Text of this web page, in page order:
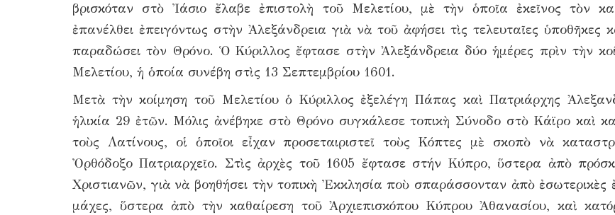
βρισκόταν στὸ Ἰάσιο ἔλαβε ἐπιστολὴ τοῦ Μελετίου, μὲ τὴν ὁποῖα ἐκεῖνος τὸν
ἐπανέλθει ἐπειγόντως στὴν Ἀλεξάνδρεια γιὰ νὰ τοῦ ἀφήσει τὶς τελευταῖες ὑποθῆκες
παραδώσει τὸν Θρόνο. Ὁ Κύριλλος ἔφτασε στὴν Ἀλεξάνδρεια δύο ἡμέρες πρὶν τὴν
Μελετίου, ἡ ὁποία συνέβη στὶς 13 Σεπτεμβρίου 1601.
Μετὰ τὴν κοίμηση τοῦ Μελετίου ὁ Κύριλλος ἐξελέγη Πάπας καὶ Πατριάρχης
ἡλικία 29 ἐτῶν. Μόλις ἀνέβηκε στὸ Θρόνο συγκάλεσε τοπικὴ Σύνοδο στὸ Κάϊρο καὶ
τοὺς Λατίνους, οἱ ὁποῖοι εἶχαν προσεταιριστεῖ τοὺς Κόπτες μὲ σκοπὸ νὰ
Ὀρθόδοξο Πατριαρχεῖο. Στὶς ἀρχὲς τοῦ 1605 ἔφτασε στήν Κύπρο, ὕστερα ἀπὸ
Χριστιανῶν, γιὰ νὰ βοηθήσει τὴν τοπικὴ Ἐκκλησία ποὺ σπαράσσονταν ἀπὸ ἐσωτερικὲς
μάχες, ὕστερα ἀπὸ τὴν καθαίρεση τοῦ Ἀρχιεπισκόπου Κύπρου Ἀθανασίου, καὶ